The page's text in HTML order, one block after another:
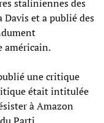
staliniennes des
et a publié des
américain.
une critique
était intitulée
à Amazon